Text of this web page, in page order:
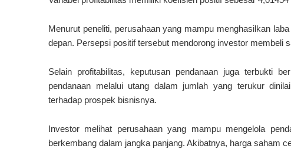
Menurut peneliti, perusahaan yang mampu menghasilkan
depan. Persepsi positif tersebut mendorong investor membeli
Selain profitabilitas, keputusan pendanaan juga terbukti
pendanaan melalui utang dalam jumlah yang terukur
terhadap prospek bisnisnya.
Investor melihat perusahaan yang mampu mengelola
berkembang dalam jangka panjang. Akibatnya, harga saham